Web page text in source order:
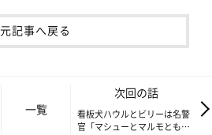
元記事へ戻る
一覧
次回の話
看板犬ハウルとビリーは名警
官「マシューとマルモともだ